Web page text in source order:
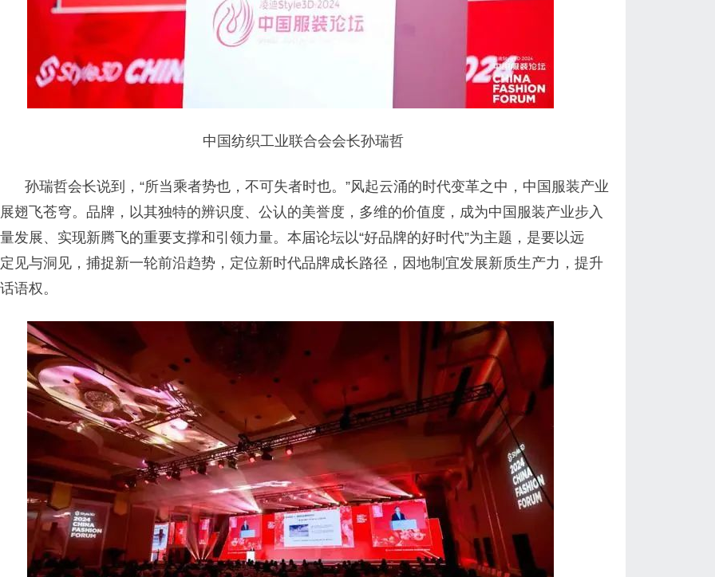
中国纺织工业联合会会长孙瑞哲
瑞哲会长说到，“所当乘者势也，不可失者时也。”风起云涌的时代变革之中，中国服装产业
翅飞苍穹。品牌，以其独特的辨识度、公认的美誉度，多维的价值度，成为中国服装产业步入
发展、实现新腾飞的重要支撑和引领力量。本届论坛以“好品牌的好时代”为主题，是要以远
见与洞见，捕捉新一轮前沿趋势，定位新时代品牌成长路径，因地制宜发展新质生产力，提升
语权。